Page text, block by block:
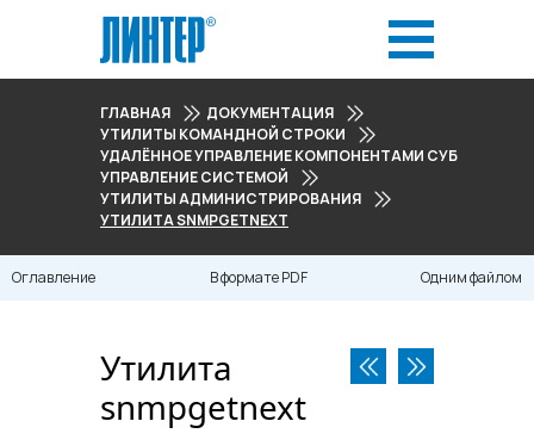
ГЛАВНАЯ
ДОКУМЕНТАЦИЯ
УТИЛИТЫ КОМАНДНОЙ СТРОКИ
УДАЛЁННОЕ УПРАВЛЕНИЕ КОМПОНЕНТАМИ СУБД
УПРАВЛЕНИЕ СИСТЕМОЙ
УТИЛИТЫ АДМИНИСТРИРОВАНИЯ
УТИЛИТА SNMPGETNEXT
Оглавление В формате PDF Одним файлом
Утилита
snmpgetnext